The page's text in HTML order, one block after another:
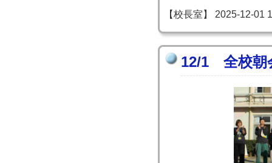
【校長室】 2025-12-01
12/1 全校朝